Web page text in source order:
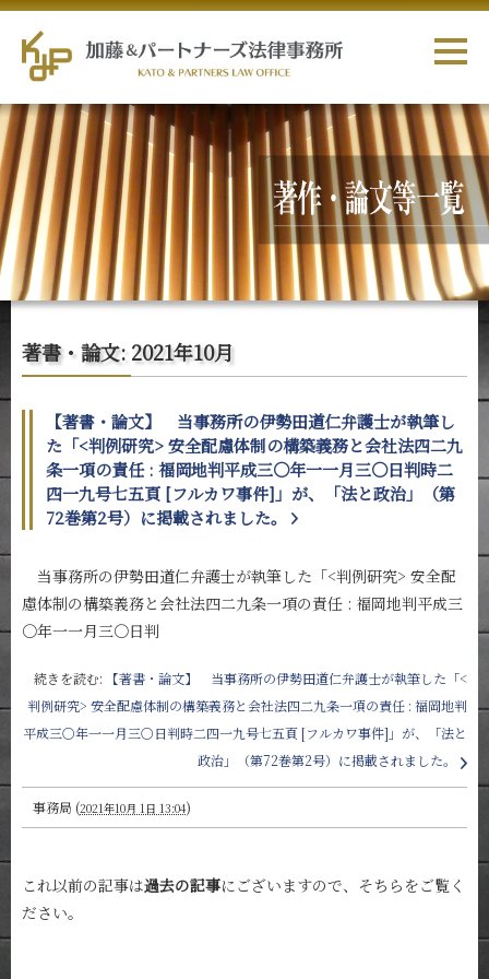
著書・論文: 2021年10月
【著書・論文】 当事務所の伊勢田道仁弁護士が執筆し
た「<判例研究> 安全配慮体制の構築義務と会社法四二九
条一項の責任 : 福岡地判平成三〇年一一月三〇日判時二
四一九号七五頁 [フルカワ事件]」が、「法と政治」（第
72巻第2号）に掲載されました。
当事務所の伊勢田道仁弁護士が執筆した「<判例研究> 安全配
慮体制の構築義務と会社法四二九条一項の責任 : 福岡地判平成三
〇年一一月三〇日判
続きを読む:
【著書・論文】 当事務所の伊勢田道仁弁護士が執筆した「<
判例研究> 安全配慮体制の構築義務と会社法四二九条一項の責任 : 福岡地判
平成三〇年一一月三〇日判時二四一九号七五頁 [フルカワ事件]」が、「法と
政治」（第72巻第2号）に掲載されました。
事務局 (2021年10月 1日 13:04)
これ以前の記事は過去の記事にございますので、そちらをご覧く
ださい。